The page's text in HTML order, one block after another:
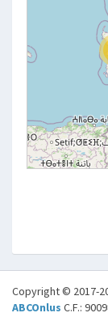
Copyright © 2017-
ABCOnlus C.F.: